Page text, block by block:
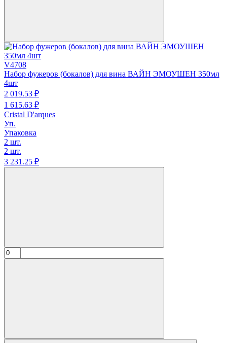
V4708
Набор фужеров (бокалов) для вина ВАЙН ЭМОУШЕН 350мл
4шт
2 019.53 ₽
1 615.63 ₽
Cristal D'arques
Уп.
Упаковка
2 шт.
2 шт.
3 231.25 ₽